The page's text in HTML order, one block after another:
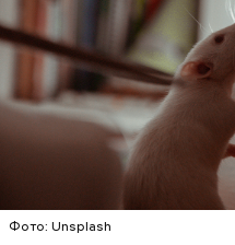
Фото: Unsplash
с сахарным диабетом;
лишним весом.